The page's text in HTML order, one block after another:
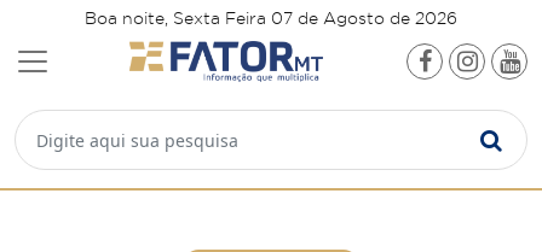
Boa noite, Sexta Feira 07 de Agosto de 2026